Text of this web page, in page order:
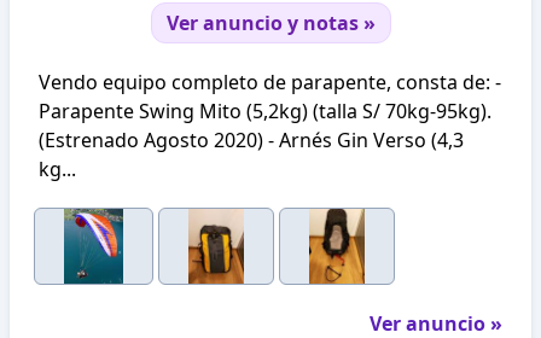
Ver anuncio y notas »
Vendo equipo completo de parapente, consta de: -
Parapente Swing Mito (5,2kg) (talla S/ 70kg-95kg).
(Estrenado Agosto 2020) - Arnés Gin Verso (4,3
kg...
Ver anuncio »